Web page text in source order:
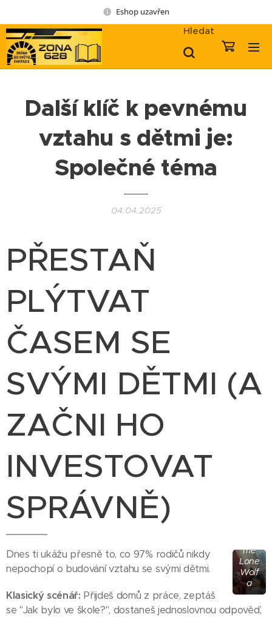
Eshop uzavřen
Hledat
Další klíč k pevnému
vztahu s dětmi je:
Společné téma
04.04.2025
PŘESTAŇ
PLÝTVAT
ČASEM SE
SVÝMI DĚTMI (A
ZAČNI HO
INVESTOVAT
SPRÁVNĚ)
me
Lone
Wolf
a
Dnes ti ukážu přesně to, co 97% rodičů nikdy
nepochopí o budování vztahu se svými dětmi.
Klasický scénář: Přijdeš domů z práce, zeptáš
se "Jak bylo ve škole?", dostaneš jednoslovnou odpověď,